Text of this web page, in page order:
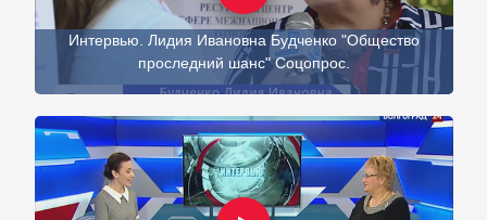
Интервью. Лидия Ивановна Будченко "Общество
проследний шанс" Соцопрос.